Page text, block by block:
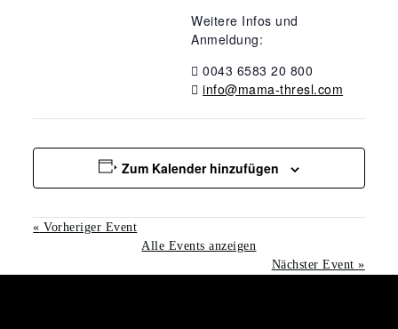
Weitere Infos und
Anmeldung:
0043 6583 20 800
info@mama-thresl.com
Zum Kalender hinzufügen
« Vorheriger Event
Alle Events anzeigen
Nächster Event»